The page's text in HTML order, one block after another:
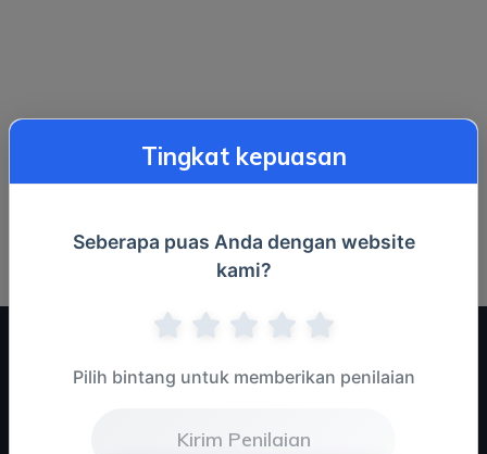
Tingkat kepuasan
Seberapa puas Anda dengan website
kami?
Pilih bintang untuk memberikan penilaian
Kirim Penilaian